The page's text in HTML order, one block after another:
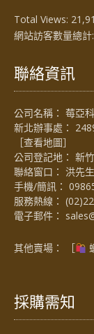
Total Views:
網站訪客數量總計:
聯絡資訊
公司名稱： 莓亞
新北辦事處：
［查看地圖］
公司登記地： 新
聯絡窗口： 洪先
手機/簡訊：
服務熱線：
電子郵件：
其他賣場： ［
採購需知